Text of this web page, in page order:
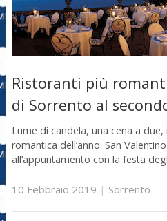
Ristoranti più
di Sorrento al
Lume di candela, una cena a
romantica dell’anno: San
all’appuntamento con la festa
10 Febbraio 2019 | Sorrento